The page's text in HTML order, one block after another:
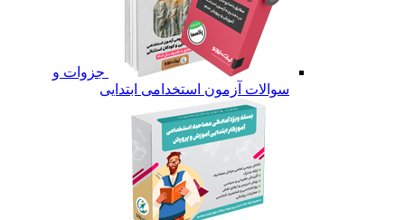
جزوات و
سوالات آزمون استخدامی ابتدایی